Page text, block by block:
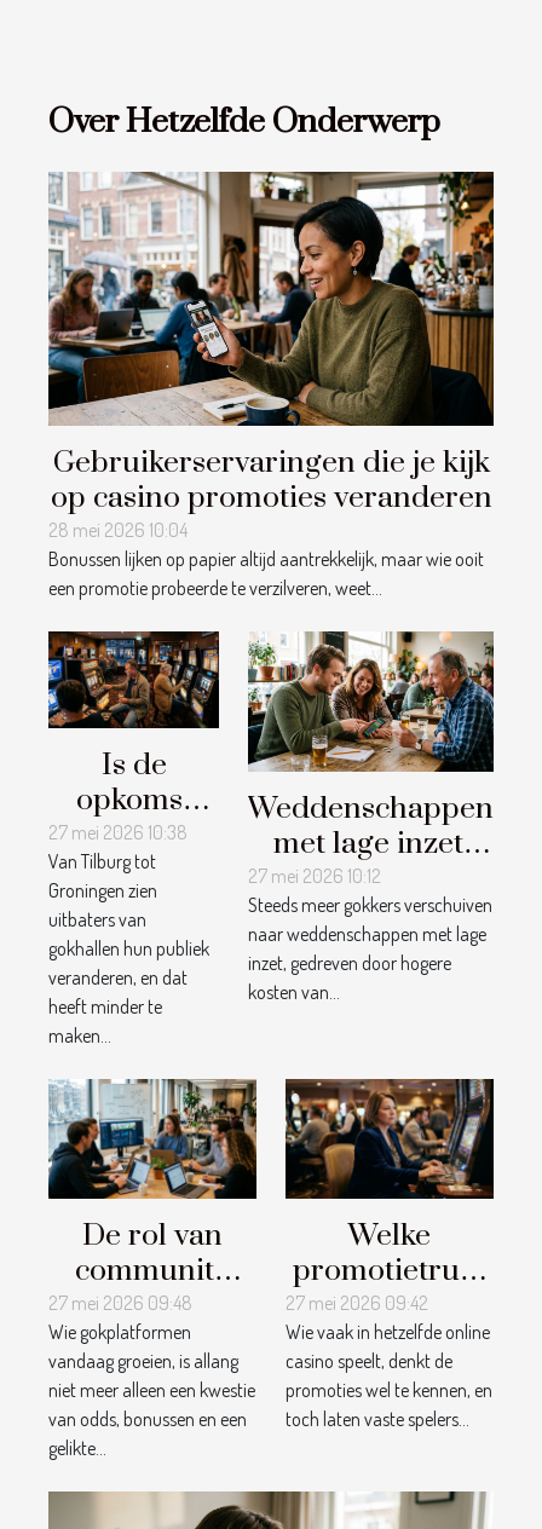
Over Hetzelfde Onderwerp
Gebruikerservaringen die je kijk
op casino promoties veranderen
28 mei 2026 10:04
Bonussen lijken op papier altijd aantrekkelijk, maar wie ooit
een promotie probeerde te verzilveren, weet...
Is de
opkomst
van live
casino’s een
bedreiging
voor
traditionele
gokhallen?
27 mei 2026 10:38
Van Tilburg tot
Groningen zien
uitbaters van
gokhallen hun publiek
veranderen, en dat
heeft minder te
maken...
Weddenschappen
met lage inzet:
zinloze gok of
slimme keuze?
27 mei 2026 10:12
Steeds meer gokkers verschuiven
naar weddenschappen met lage
inzet, gedreven door hogere
kosten van...
De rol van
community
management
in het succes
van
gokplatformen
27 mei 2026 09:48
Wie gokplatformen
vandaag groeien, is allang
niet meer alleen een kwestie
van odds, bonussen en een
gelikte...
Welke
promotietrucs
mis je als
trouwe
casinospeler?
27 mei 2026 09:42
Wie vaak in hetzelfde online
casino speelt, denkt de
promoties wel te kennen, en
toch laten vaste spelers...